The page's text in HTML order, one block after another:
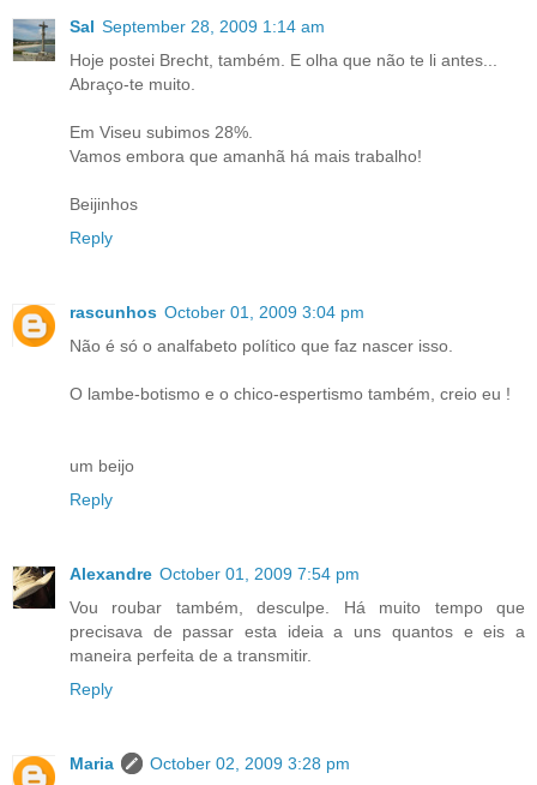
Sal September 28, 2009 1:14 am
Hoje postei Brecht, também. E olha que não te li antes...
Abraço-te muito.
Em Viseu subimos 28%.
Vamos embora que amanhã há mais trabalho!
Beijinhos
Reply
rascunhos October 01, 2009 3:04 pm
Não é só o analfabeto político que faz nascer isso.
O lambe-botismo e o chico-espertismo também, creio eu !
um beijo
Reply
Alexandre October 01, 2009 7:54 pm
Vou roubar também, desculpe. Há muito tempo que
precisava de passar esta ideia a uns quantos e eis a
maneira perfeita de a transmitir.
Reply
Maria
October 02, 2009 3:28 pm